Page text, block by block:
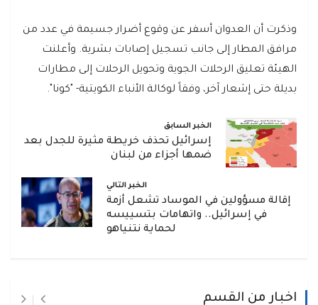
وذكرت أن العدوان أسفر عن وقوع أضرار جسيمة في عدد من
مرافق المطار إلى جانب تسجيل إصابات بشرية. وأعلنت
الهيئة تعليق الرحلات الجوية وتحويل الرحلات إلى مطارات
بديلة حتى إشعار آخر، وفقاً لوكالة الأنباء الكويتية- "كونا".
الخبر السابق
إسرائيل تحذف خريطة مثيرة للجدل بعد
ضمها أجزاء من لبنان
الخبر التالي
إقالة مسؤولين في الموساد تشعل أزمة
في إسرائيل.. واتهامات بتسييسه
لحماية نتنياهو
اخبار من القسم